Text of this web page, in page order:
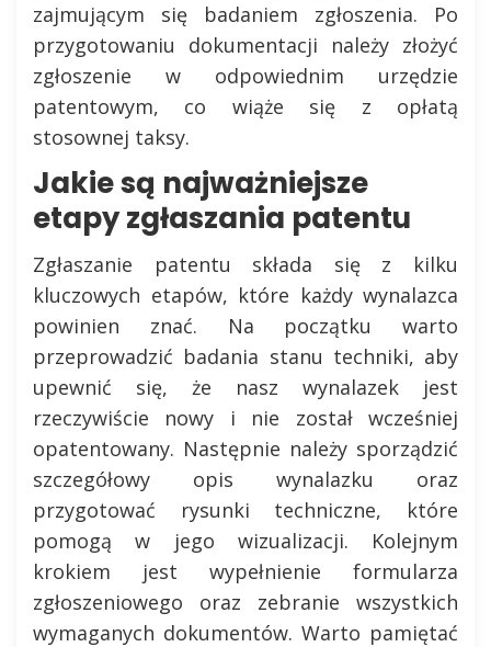
zajmującym się badaniem zgłoszenia. Po
przygotowaniu dokumentacji należy złożyć
zgłoszenie w odpowiednim urzędzie
patentowym, co wiąże się z opłatą
stosownej taksy.
Jakie są najważniejsze
etapy zgłaszania patentu
Zgłaszanie patentu składa się z kilku
kluczowych etapów, które każdy wynalazca
powinien znać. Na początku warto
przeprowadzić badania stanu techniki, aby
upewnić się, że nasz wynalazek jest
rzeczywiście nowy i nie został wcześniej
opatentowany. Następnie należy sporządzić
szczegółowy opis wynalazku oraz
przygotować rysunki techniczne, które
pomogą w jego wizualizacji. Kolejnym
krokiem jest wypełnienie formularza
zgłoszeniowego oraz zebranie wszystkich
wymaganych dokumentów. Warto pamiętać